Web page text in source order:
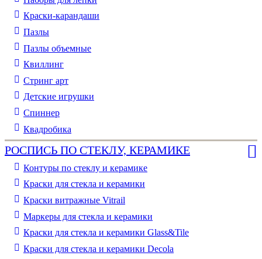
Краски-карандаши
Пазлы
Пазлы объемные
Квиллинг
Стринг арт
Детские игрушки
Спиннер
Квадробика
РОСПИСЬ ПО СТЕКЛУ, КЕРАМИКЕ
Контуры по стеклу и керамике
Краски для стекла и керамики
Краски витражные Vitrail
Маркеры для стекла и керамики
Краски для стекла и керамики Glass&Tile
Краски для стекла и керамики Decola